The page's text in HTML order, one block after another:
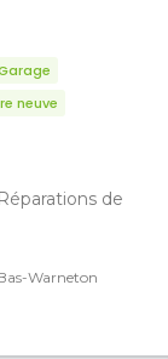
neuve
de
Warneton